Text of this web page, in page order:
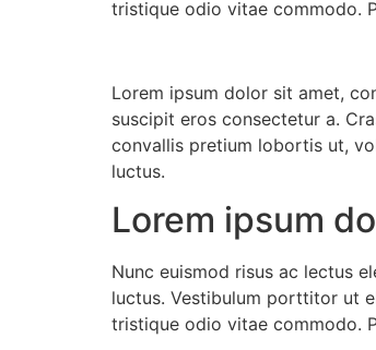
tristique odio vitae commodo.
Lorem ipsum dolor sit amet,
suscipit eros consectetur a.
convallis pretium lobortis ut,
luctus.
Lorem ipsum
Nunc euismod risus ac lectus
luctus. Vestibulum porttitor ut
tristique odio vitae commodo.